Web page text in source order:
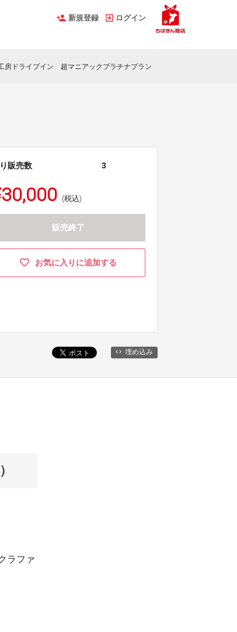
新規登録 ログイン
房ドライブイン 超マニアックプラチナプラン
販売数 3
(税込)
販売終了
お気に入りに追加する
埋め込み
ラファ